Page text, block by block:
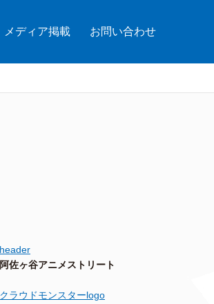
メディア掲載 お問い合わせ
阿佐ヶ谷アニメストリート